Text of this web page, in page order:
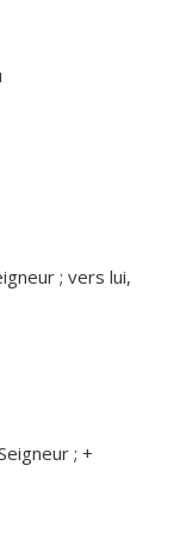
; vers lui,
; +